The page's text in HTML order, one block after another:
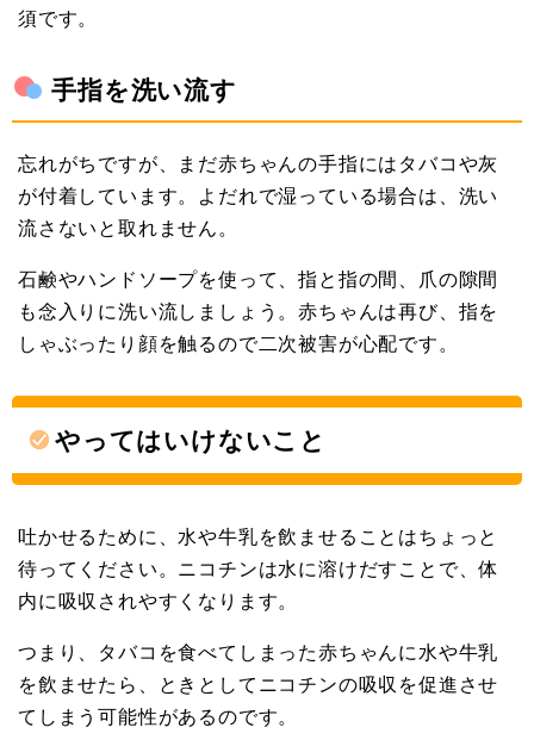
須です。
手指を洗い流す
忘れがちですが、まだ赤ちゃんの手指にはタバコや灰
が付着しています。よだれで湿っている場合は、洗い
流さないと取れません。
石鹸やハンドソープを使って、指と指の間、爪の隙間
も念入りに洗い流しましょう。赤ちゃんは再び、指を
しゃぶったり顔を触るので二次被害が心配です。
やってはいけないこと
吐かせるために、水や牛乳を飲ませることはちょっと
待ってください。ニコチンは水に溶けだすことで、体
内に吸収されやすくなります。
つまり、タバコを食べてしまった赤ちゃんに水や牛乳
を飲ませたら、ときとしてニコチンの吸収を促進させ
てしまう可能性があるのです。